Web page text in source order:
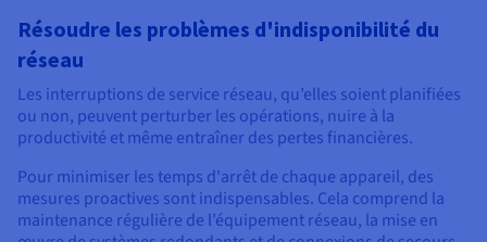
Résoudre les problèmes d'indisponibilité du
réseau
Les interruptions de service réseau, qu’elles soient planifiées
ou non, peuvent perturber les opérations, nuire à la
productivité et même entraîner des pertes financières.
Pour minimiser les temps d'arrêt de chaque appareil, des
mesures proactives sont indispensables. Cela comprend la
maintenance régulière de l’équipement réseau, la mise en